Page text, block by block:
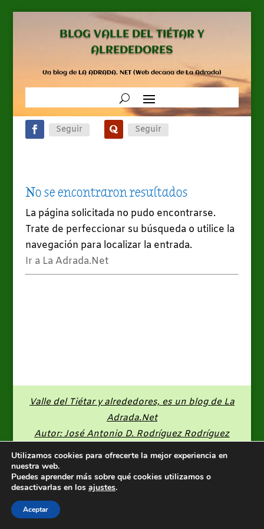
BLOG VALLE DEL TIÉTAR Y
ALREDEDORES
Un blog de LA ADRADA. NET (Web decana de La Adrada)
Seguir Seguir
No se encontraron resultados
La página solicitada no pudo encontrarse.
Trate de perfeccionar su búsqueda o utilice la
navegación para localizar la entrada.
Ir a La Adrada.Net
Valle del Tiétar y alrededores, es un blog de La
Adrada.Net
Autor: José Antonio D. Rodríguez Rodríguez
Utilizamos cookies para ofrecerte la mejor experiencia en
nuestra web.
Puedes aprender más sobre qué cookies utilizamos o
desactivarlas en los ajustes.
Aceptar